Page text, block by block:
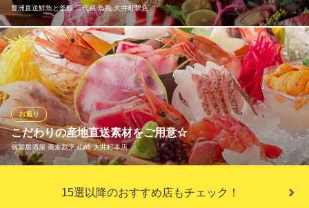
いさ美寿司
新鮮素材の立ち食い寿司
ＪＲ京浜東北線大井町駅東口 徒歩1分
東京都品川区東大井5-3-13
豊洲直送鮮魚と釜飯 二代目 魚義 大井町駅店
毎朝、豊洲市場から仕入れる鮮魚！鮮度が高いうちにきちんと下
処理された魚介は旨みが凝縮され、いちばん美味しい状態でご提
供。お造り、煮付け、焼き魚、蒸し物etc...多彩なお料理でお届け
いたします。自慢の鮮魚はコースでも単品でもお愉しみくださ
い。相性の良い地酒も多数有◎
豊洲直送鮮魚と釜飯 二代目 魚義 大井町駅店
市場仕入れの海鮮と釜飯
こだわりの産地直送素材をご用意☆
個室居酒屋 蕎麦割烹 山崎 大井町本店
お造り
こだわりの産地直送の素材をご用意しました☆ 中でも素材の良さ
がわかるお刺身はおすすめ☆
15選以降のおすすめ店もチェック！